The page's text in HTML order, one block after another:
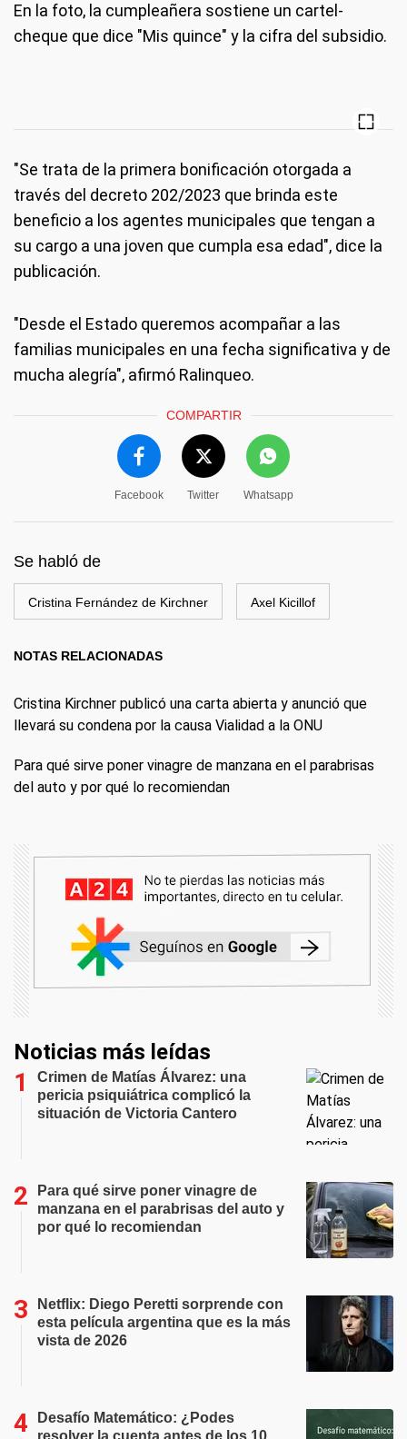
En la foto, la cumpleañera sostiene un cartel-
cheque que dice "Mis quince" y la cifra del subsidio.
"Se trata de la primera bonificación otorgada a
través del decreto 202/2023 que brinda este
beneficio a los agentes municipales que tengan a
su cargo a una joven que cumpla esa edad", dice la
publicación.
"Desde el Estado queremos acompañar a las
familias municipales en una fecha significativa y de
mucha alegría", afirmó Ralinqueo.
COMPARTIR
Facebook Twitter Whatsapp
Se habló de
Cristina Fernández de Kirchner Axel Kicillof
NOTAS RELACIONADAS
Cristina Kirchner publicó una carta abierta y anunció que
llevará su condena por la causa Vialidad a la ONU
Para qué sirve poner vinagre de manzana en el parabrisas
del auto y por qué lo recomiendan
Noticias más leídas
Crimen de Matías Álvarez: una
pericia psiquiátrica complicó la
situación de Victoria Cantero
Para qué sirve poner vinagre de
manzana en el parabrisas del auto y
por qué lo recomiendan
Netflix: Diego Peretti sorprende con
esta película argentina que es la más
vista de 2026
Desafío Matemático: ¿Podes
resolver la cuenta antes de los 10